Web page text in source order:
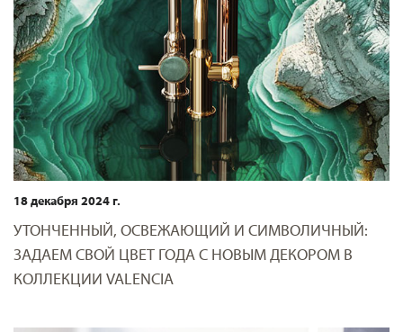
18 декабря 2024 г.
УТОНЧЕННЫЙ, ОСВЕЖАЮЩИЙ И СИМВОЛИЧНЫЙ:
ЗАДАЕМ СВОЙ ЦВЕТ ГОДА С НОВЫМ ДЕКОРОМ В
КОЛЛЕКЦИИ VALENCIA